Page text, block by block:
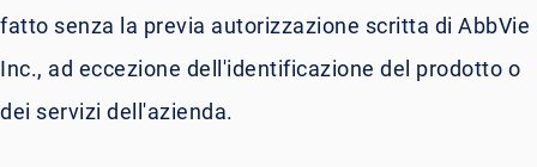
fatto senza la previa autorizzazione scritta di AbbVie
Inc., ad eccezione dell'identificazione del prodotto o
dei servizi dell'azienda.